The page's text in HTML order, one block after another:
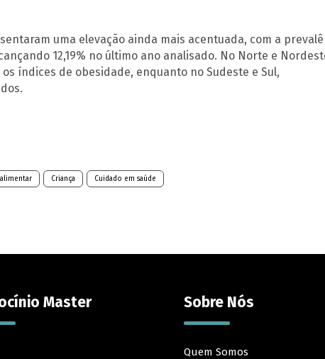
uma elevação ainda mais acentuada, com a
12,19% no último ano analisado. No Norte e
índices de obesidade, enquanto no Sudeste e Sul,
Criança Cuidado em saúde
Master Sobre Nós
Quem Somos